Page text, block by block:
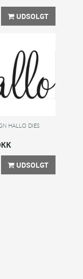
UDSOLGT
HALLO DIES
UDSOLGT